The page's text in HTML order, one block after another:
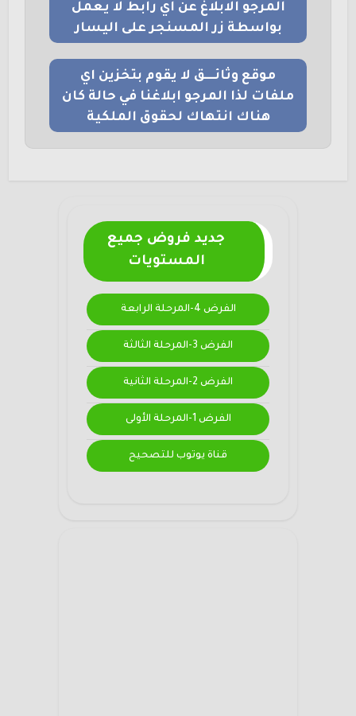
المرجو الابلاغ عن اي رابط لا يعمل
بواسطة زر المسنجر على اليسار
موقع وثائــــق لا يقوم بتخزين اي
ملفات لذا المرجو ابلاغنا في حالة كان
هناك انتهاك لحقوق الملكية
جديد فروض جميع
المستويات
الفرض 4-المرحلة الرابعة
الفرض 3-المرحلة الثالثة
الفرض 2-المرحلة الثانية
الفرض 1-المرحلة الأولى
قناة يوتوب للتصحيح